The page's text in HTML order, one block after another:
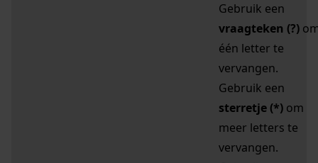
Gebruik een
vraagteken (?)
één letter te
vervangen.
Gebruik een
sterretje (*) om
meer letters te
vervangen.